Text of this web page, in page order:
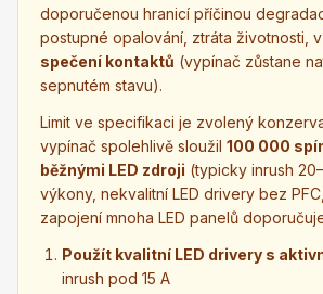
doporučenou hranicí příčinou
postupné opalování, ztráta životnosti,
spečení kontaktů (vypínač zůstane
sepnutém stavu).
Limit ve specifikaci je zvolený
vypínač spolehlivě sloužil 100 000
běžnými LED zdroji (typicky inrush
výkony, nekvalitní LED drivery bez
zapojení mnoha LED panelů
Použít kvalitní LED drivery s
inrush pod 15 A